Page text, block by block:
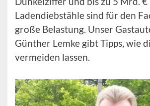
Ladendiebstähle sind für den
große Belastung. Unser
Günther Lemke gibt Tipps, wie
vermeiden lassen.